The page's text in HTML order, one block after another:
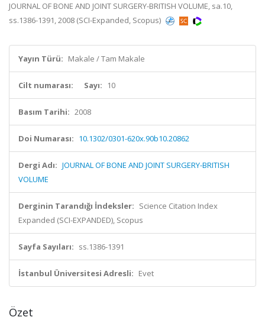
JOURNAL OF BONE AND JOINT SURGERY-BRITISH VOLUME, sa.10,
ss.1386-1391, 2008 (SCI-Expanded, Scopus)
Yayın Türü: Makale / Tam Makale
Cilt numarası: Sayı: 10
Basım Tarihi: 2008
Doi Numarası: 10.1302/0301-620x.90b10.20862
Dergi Adı: JOURNAL OF BONE AND JOINT SURGERY-BRITISH
VOLUME
Derginin Tarandığı İndeksler: Science Citation Index
Expanded (SCI-EXPANDED), Scopus
Sayfa Sayıları: ss.1386-1391
İstanbul Üniversitesi Adresli: Evet
Özet